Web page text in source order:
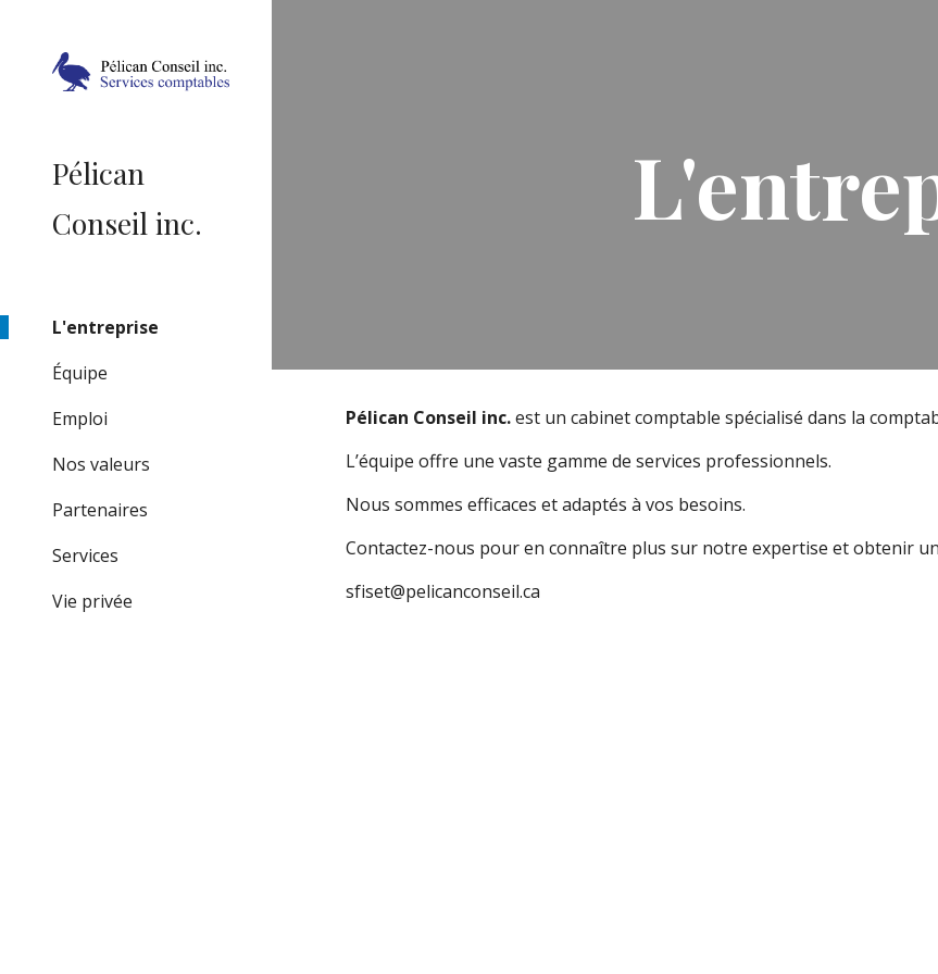
Pélican
Conseil inc.
L'entreprise
Équipe
Emploi
Nos valeurs
Partenaires
Services
Vie privée
Pélican Conseil inc.est un cabinet comptable spécialisé dans la
L’équipe offre une vaste gamme de services professionnels.
Nous sommes efficaces et adaptés à vos besoins.
Contactez-nous pour en connaître plus sur notre expertise et obtenir
sfiset@pelicanconseil.ca